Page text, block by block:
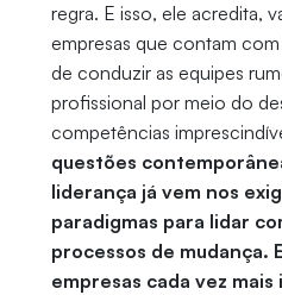
regra. E isso, ele acredita,
empresas que contam
de conduzir as equipes
profissional por meio do
competências
questões
liderança já vem nos
paradigmas para lidar
processos de mudança.
empresas cada vez